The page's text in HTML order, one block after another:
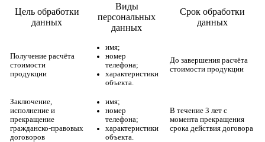
Цель обработки
данных
Виды
персональных
данных
Срок обработки
данных
Получение расчёта
стоимости
продукции
имя;
номер
телефона;
характеристики
объекта.
До завершения расчёта
стоимости продукции
Заключение,
исполнение и
прекращение
гражданско‑правовых
договоров
имя;
номер
телефона;
характеристики
объекта.
В течение 3 лет с
момента прекращения
срока действия договора